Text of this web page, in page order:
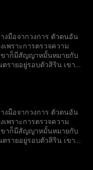
งมือจากวงการ ตัวตนอัน
เพราะการตรวจความ
าก็มีสัญญาหมั้นหมายกับ
รายอยู่รอบตัวสิริน เขาจึง
งมือจากวงการ ตัวตนอัน
เพราะการตรวจความ
าก็มีสัญญาหมั้นหมายกับ
รายอยู่รอบตัวสิริน เขาจึง